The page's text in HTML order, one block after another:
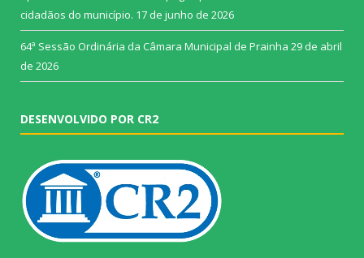
cidadãos do município. 17 de junho de 2026
64ª Sessão Ordinária da Câmara Municipal de Prainha 29 de abril
de 2026
DESENVOLVIDO POR CR2